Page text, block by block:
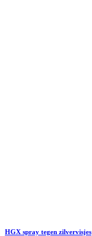
HGX spray tegen zilvervisjes